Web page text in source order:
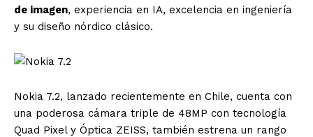
de imagen, experiencia en IA, excelencia en ingeniería
y su diseño nórdico clásico.
Nokia 7.2, lanzado recientemente en Chile, cuenta con
una poderosa cámara triple de 48MP con tecnología
Quad Pixel y Óptica ZEISS, también estrena un rango